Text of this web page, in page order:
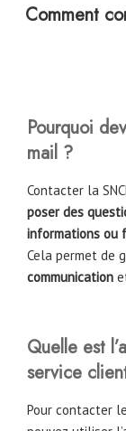
LE
Comment
Pourquoi
mail ?
Contacter la
poser des
informations ou
Cela permet de
communication
Quelle est
service
Pour contacter